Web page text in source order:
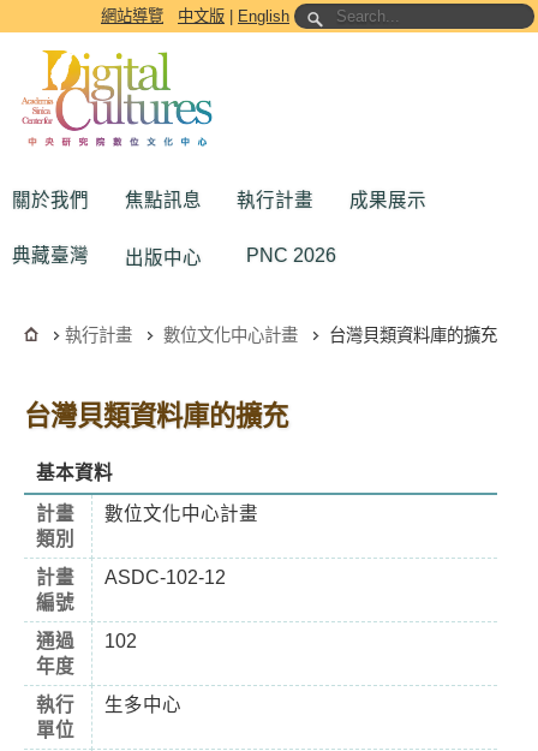
跳到主要內容區塊網站導覽 中文版 English
關於我們 焦點訊息 執行計畫 成果展示
典藏臺灣 出版中心 PNC 2026
執行計畫 數位文化中心計畫 台灣貝類資料庫的擴充
台灣貝類資料庫的擴充
基本資料
計畫
類別
數位文化中心計畫
計畫
編號
ASDC-102-12
通過
年度
102
執行
單位
生多中心